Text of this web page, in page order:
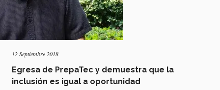
12 Septiembre 2018
Egresa de PrepaTec y demuestra que la
inclusión es igual a oportunidad